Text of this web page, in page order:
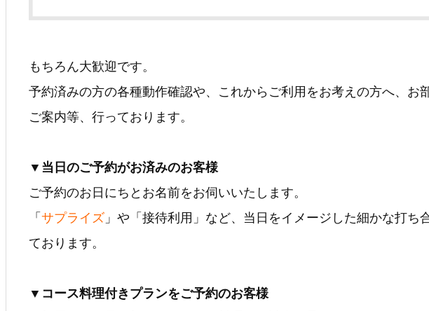
もちろん大歓迎です。
予約済みの方の各種動作確認や、これからご利用をお考えの方へ、お
ご案内等、行っております。
▼当日のご予約がお済みのお客様
ご予約のお日にちとお名前をお伺いいたします。
「 サプライズ 」や「接待利用」など、当日をイメージした細かな打ち
ております。
▼コース料理付きプランをご予約のお客様